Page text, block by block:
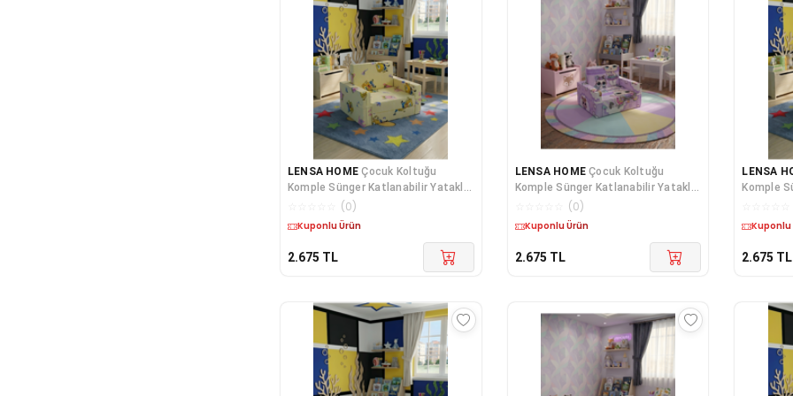
LENSA HOME Çocuk Koltuğu
Komple Sünger Katlanabilir Yataklı
Minder Yatak (0-4 YAŞ) SARI
FİGÜRLÜ
(0)
Kargo Bedava
2.675 TL
LENSA HOME Çocuk Koltuğu
Komple Sünger Katlanabilir Yataklı
Minder Yatak (0-4 YAŞ) MOR
FİGÜRLÜ
(0)
Kargo Bedava
2.675 TL
LENSA
Komple
Minder
FİGÜRLÜ
Kargo
2.675 TL